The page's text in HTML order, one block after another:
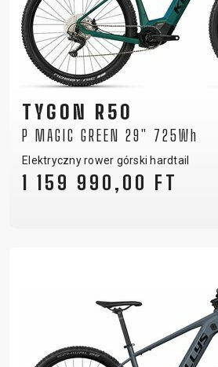
TYGON R50
P MAGIC GREEN 29" 725Wh
Elektryczny rower górski hardtail
1 159 990,00 FT